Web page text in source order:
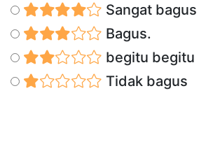
Sangat bagus
Bagus.
begitu begitu
Tidak bagus